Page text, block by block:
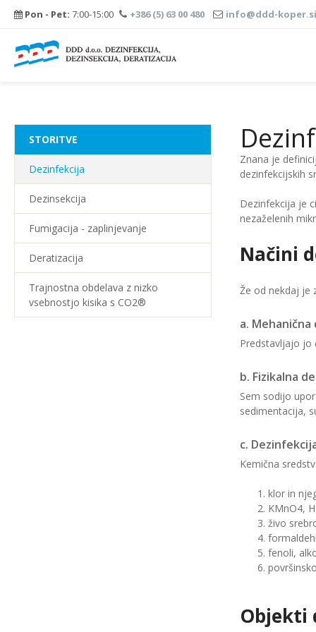
Pon - Pet: 7:00-15:00 +386 (5) 63 00 480 info@ddd-koper.si
STORITVE
Dezinfekcija
Dezinsekcija
Fumigacija - zaplinjevanje
Deratizacija
Trajnostna obdelava z nizko
vsebnostjo kisika s CO2®
Znana je
dezinfekcijskih
Dezinfekcija je
nezaželenih
Načini
Že od nekdaj je
a.
Predstavljajo jo
b.
Sem sodijo
sedimentacija,
c.
Kemična
klor in
KMnO4,
živo
fenoli,
Objekti